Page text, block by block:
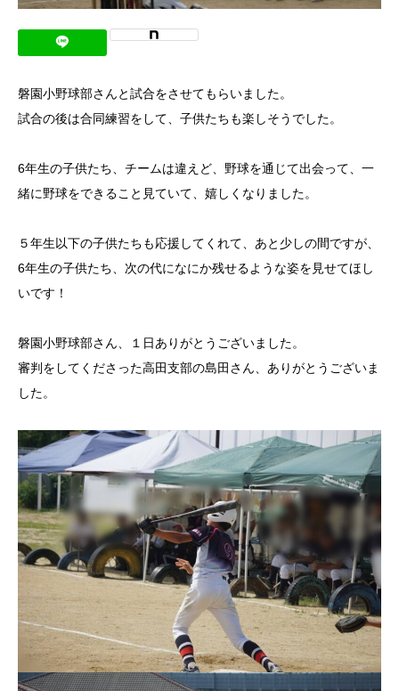
磐園小野球部さんと試合をさせてもらいました。
試合の後は合同練習をして、子供たちも楽しそうでした。
6年生の子供たち、チームは違えど、野球を通じて出会って、一
緒に野球をできること見ていて、嬉しくなりました。
５年生以下の子供たちも応援してくれて、あと少しの間ですが、
6年生の子供たち、次の代になにか残せるような姿を見せてほし
いです！
磐園小野球部さん、１日ありがとうございました。
審判をしてくださった高田支部の島田さん、ありがとうございま
した。